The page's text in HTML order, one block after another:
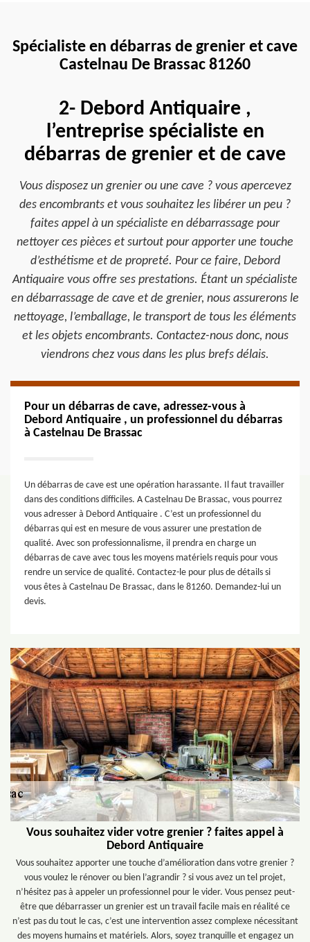
Spécialiste en débarras de grenier et cave
Castelnau De Brassac 81260
2- Debord Antiquaire ,
l’entreprise spécialiste en
débarras de grenier et de cave
Vous disposez un grenier ou une cave ? vous apercevez
des encombrants et vous souhaitez les libérer un peu ?
faites appel à un spécialiste en débarrassage pour
nettoyer ces pièces et surtout pour apporter une touche
d’esthétisme et de propreté. Pour ce faire, Debord
Antiquaire vous offre ses prestations. Étant un spécialiste
en débarrassage de cave et de grenier, nous assurerons le
nettoyage, l’emballage, le transport de tous les éléments
et les objets encombrants. Contactez-nous donc, nous
viendrons chez vous dans les plus brefs délais.
Pour un débarras de cave, adressez-vous à
Debord Antiquaire , un professionnel du débarras
à Castelnau De Brassac
Un débarras de cave est une opération harassante. Il faut travailler
dans des conditions difficiles. A Castelnau De Brassac, vous pourrez
vous adresser à Debord Antiquaire . C’est un professionnel du
débarras qui est en mesure de vous assurer une prestation de
qualité. Avec son professionnalisme, il prendra en charge un
débarras de cave avec tous les moyens matériels requis pour vous
rendre un service de qualité. Contactez-le pour plus de détails si
vous êtes à Castelnau De Brassac, dans le 81260. Demandez-lui un
devis.
Vous souhaitez vider votre grenier ? faites appel à
Debord Antiquaire
Vous souhaitez apporter une touche d’amélioration dans votre grenier ?
vous voulez le rénover ou bien l’agrandir ? si vous avez un tel projet,
n’hésitez pas à appeler un professionnel pour le vider. Vous pensez peut-
être que débarrasser un grenier est un travail facile mais en réalité ce
n’est pas du tout le cas, c’est une intervention assez complexe nécessitant
des moyens humains et matériels. Alors, soyez tranquille et engagez un